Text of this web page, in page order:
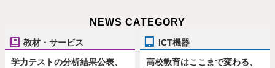
NEWS CATEGORY
教材・サービス
学力テストの分析結果公表、
ICT機器
高校教育はここまで変わる、